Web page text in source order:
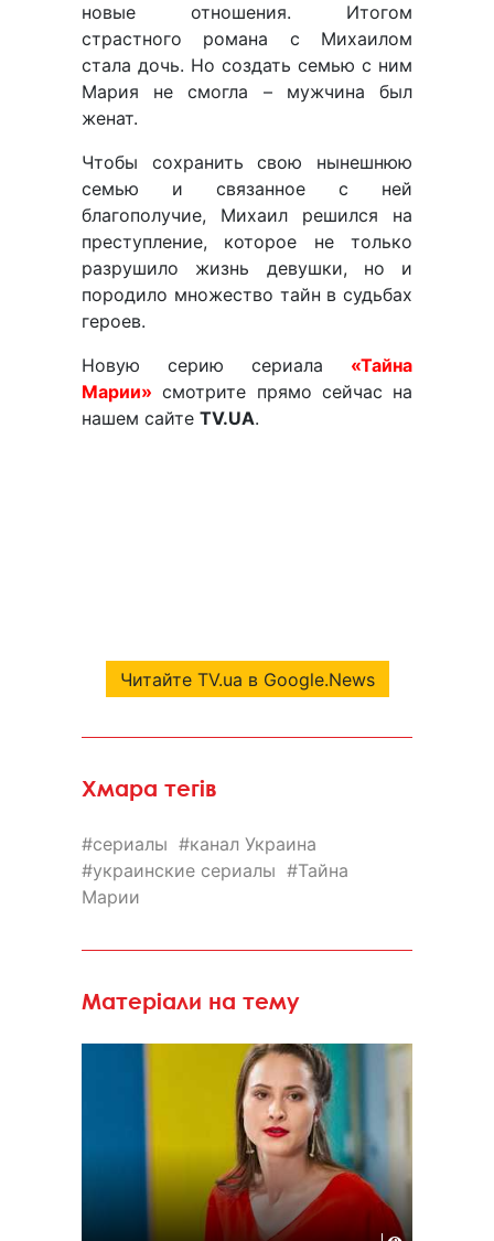
новые отношения. Итогом
страстного романа с Михаилом
стала дочь. Но создать семью с ним
Мария не смогла – мужчина был
женат.
Чтобы сохранить свою нынешнюю
семью и связанное с ней
благополучие, Михаил решился на
преступление, которое не только
разрушило жизнь девушки, но и
породило множество тайн в судьбах
героев.
Новую серию сериала «Тайна
Марии» смотрите прямо сейчас на
нашем сайте TV.UA.
Читайте TV.ua в Google.News
Хмара тегів
сериалы
канал Украина
украинские сериалы
Тайна
Марии
Матеріали на тему